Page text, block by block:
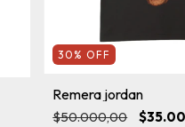
30 %OFF
Remera jordan
$50.000,00